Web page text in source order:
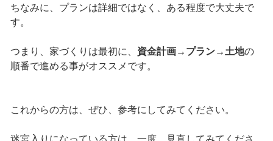
ちなみに、プランは詳細ではなく、ある程度で大丈夫で
す。
つまり、家づくりは最初に、 資金計画→プラン→土地の
順番で進める事がオススメです。
これからの方は、ぜひ、参考にしてみてください。
迷宮入りになっている方は、一度、見直してみてくださ